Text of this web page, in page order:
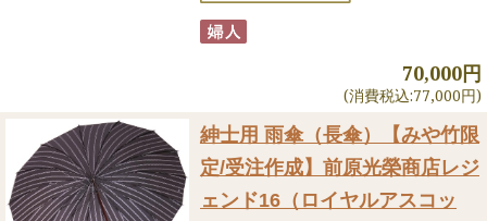
70,000円
(消費税込:77,000円)
紳士用 雨傘（長傘）
【みや竹限
定/受注作成】前原光榮商店レジ
ェンド16（ロイヤルアスコッ